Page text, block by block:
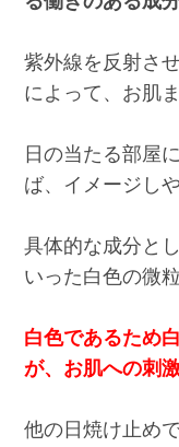
紫外線を反射さ
によって、お肌
日の当たる部屋
ば、イメージし
具体的な成分と
いった白色の微
白色であるため
が、お肌への刺
他の日焼け止め